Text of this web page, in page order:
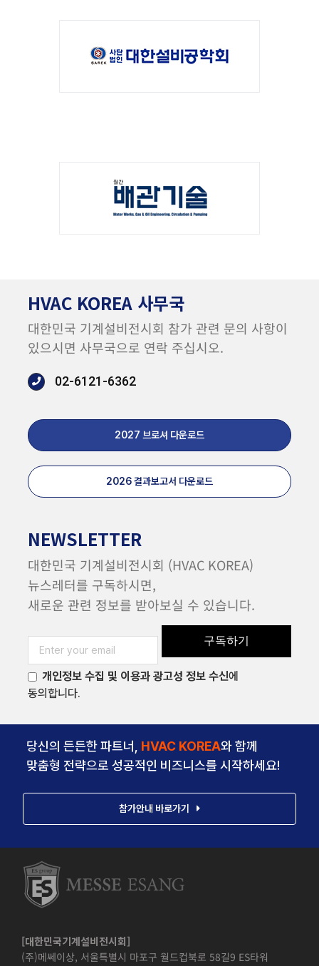
HVAC KOREA 사무국
대한민국 기계설비전시회 참가 관련 문의 사항이
있으시면 사무국으로 연락 주십시오.
02-6121-6362
2027 브로셔 다운로드
2026 결과보고서 다운로드
NEWSLETTER
대한민국 기계설비전시회 (HVAC KOREA)
뉴스레터를 구독하시면,
새로운 관련 정보를 받아보실 수 있습니다.
구독하기
개인정보 수집 및 이용과 광고성 정보 수신에
동의합니다.
당신의 든든한 파트너, HVAC KOREA와 함께
맞춤형 전략으로 성공적인 비즈니스를 시작하세요!
참가안내 바로가기
[대한민국기계설비전시회]
(주)메쎄이상, 서울특별시 마포구 월드컵북로 58길9 ES타워